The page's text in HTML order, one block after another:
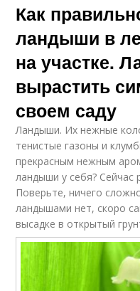
Как
ландыши в
на участке.
вырастить
своем саду
Ландыши. Их нежные
тенистые газоны и
прекрасным нежным
ландыши у себя? Сейчас
Поверьте, ничего
ландышами нет, скоро
высадке в открытый